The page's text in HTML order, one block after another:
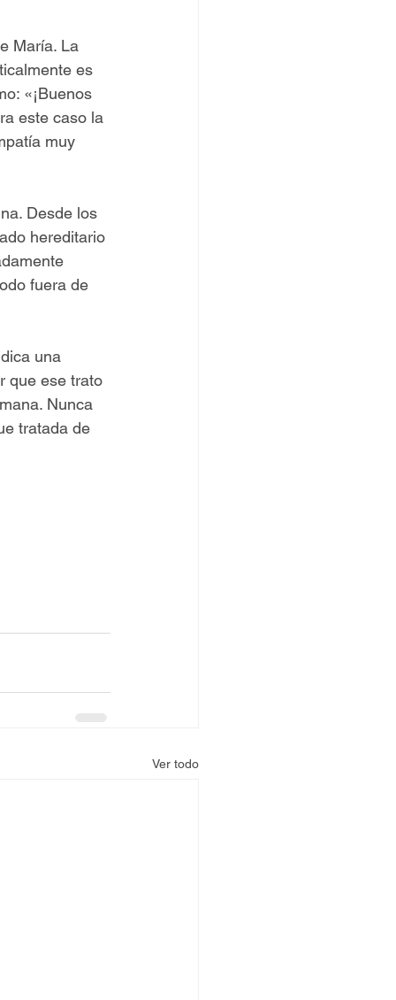
María. La
es
«¡Buenos
este caso la
muy
Desde los
hereditario
fuera de
una
que ese trato
Nunca
tratada de
Ver todo